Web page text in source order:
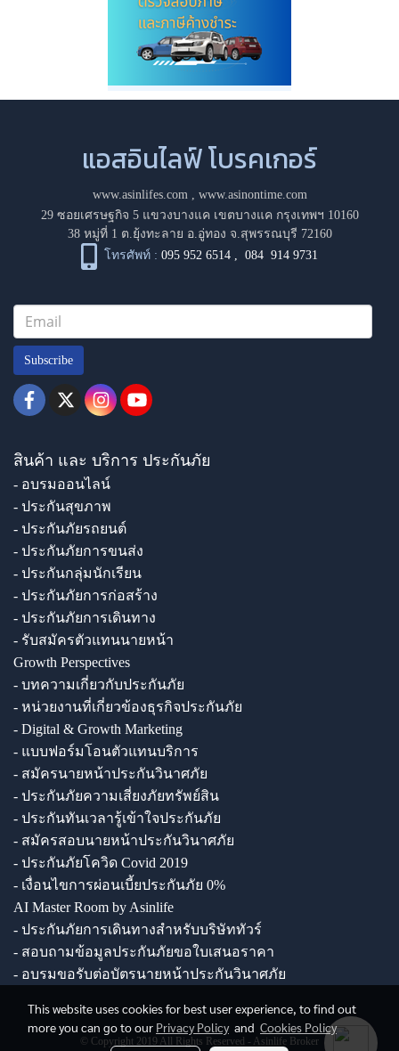
แอสอินไลฟ์ โบรคเกอร์
www.asinlifes.com, www.asinontime.com
29 ซอยเศรษฐกิจ 5 แขวงบางแค เขตบางแค กรุงเทพฯ 10160
38 หมู่ที่ 1 ต.ยุ้งทะลาย อ.อู่ทอง จ.สุพรรณบุรี 72160
โทรศัพท์ : 095 952 6514 ,084 914 9731
Subscribe
สินค้า และ บริการ ประกันภัย
- อบรมออนไลน์
- ประกันสุขภาพ
- ประกันภัยรถยนต์
- ประกันภัยการขนส่ง
- ประกันกลุ่มนักเรียน
- ประกันภัยการก่อสร้าง
- ประกันภัยการเดินทาง
- รับสมัครตัวแทนนายหน้า
Growth Perspectives
- บทความเกี่ยวกับประกันภัย
- หน่วยงานที่เกี่ยวข้องธุรกิจประกันภัย
- Digital & Growth Marketing
- แบบฟอร์มโอนตัวแทนบริการ
- สมัครนายหน้าประกันวินาศภัย
- ประกันภัยความเสี่ยงภัยทรัพย์สิน
- ประกันทันเวลารู้เข้าใจประกันภัย
- สมัครสอบนายหน้าประกันวินาศภัย
- ประกันภัยโควิด Covid 2019
- เงื่อนไขการผ่อนเบี้ยประกันภัย 0%
AI Master Room by Asinlife
- ประกันภัยการเดินทางสำหรับบริษัททัวร์
- สอบถามข้อมูลประกันภัยขอใบเสนอราคา
- อบรมขอรับต่อบัตรนายหน้าประกันวินาศภัย
© Copyright 2019 All Rights Reserved - Asinlife Broker
This website uses cookies for best user experience, to find out
more you can go to our Privacy Policyand Cookies Policy